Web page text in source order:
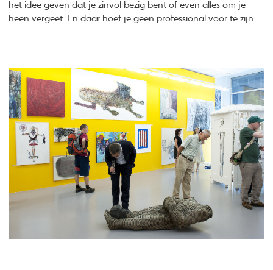
het idee geven dat je zinvol bezig bent of even alles om je
heen vergeet. En daar hoef je geen professional voor te zijn.